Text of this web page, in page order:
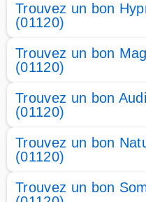
Trouvez un bon
(01120)
Trouvez un bon
(01120)
Trouvez un bon
(01120)
Trouvez un bon
(01120)
Trouvez un bon